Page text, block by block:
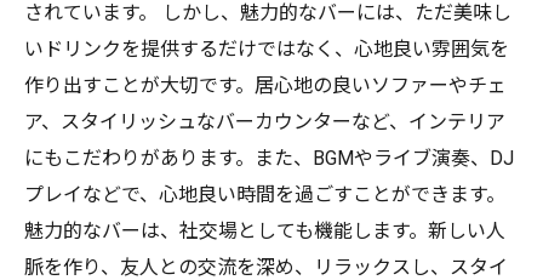
されています。 しかし、魅力的なバーには、ただ美味し
いドリンクを提供するだけではなく、心地良い雰囲気を
作り出すことが大切です。居心地の良いソファーやチェ
ア、スタイリッシュなバーカウンターなど、インテリア
にもこだわりがあります。また、BGMやライブ演奏、DJ
プレイなどで、心地良い時間を過ごすことができます。
魅力的なバーは、社交場としても機能します。新しい人
脈を作り、友人との交流を深め、リラックスし、スタイ